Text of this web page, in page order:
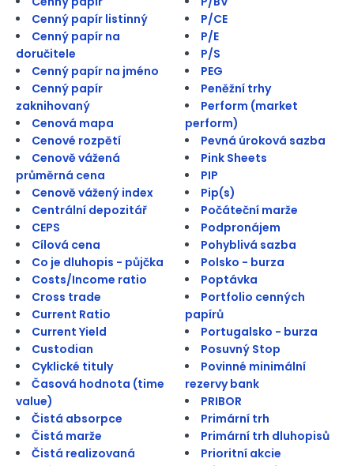
Cenný papír listinný
Cenný papír na
doručitele
Cenný papír na jméno
Cenný papír
zaknihovaný
Cenová mapa
Cenové rozpětí
Cenově vážená
průměrná cena
Cenově vážený index
Centrální depozitář
CEPS
Cílová cena
Co je dluhopis - půjčka
Costs/Income ratio
Cross trade
Current Ratio
Current Yield
Custodian
Cyklické tituly
Časová hodnota (time
value)
Čistá absorpce
Čistá marže
Čistá realizovaná
P/CE
P/E
P/S
PEG
Peněžní trhy
Perform (market
perform)
Pevná úroková sazba
Pink Sheets
PIP
Pip(s)
Počáteční marže
Podpronájem
Pohyblivá sazba
Polsko - burza
Poptávka
Portfolio cenných
papírů
Portugalsko - burza
Posuvný Stop
Povinné minimální
rezervy bank
PRIBOR
Primární trh
Primární trh dluhopisů
Prioritní akcie